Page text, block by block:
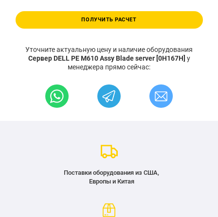
ПОЛУЧИТЬ РАСЧЕТ
Уточните актуальную цену и наличие оборудования
Сервер DELL PE M610 Assy Blade server [0H167H] у
менеджера прямо сейчас:
Поставки оборудования из США,
Европы и Китая